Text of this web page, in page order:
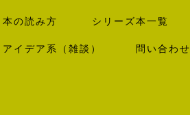
本の読み方 シリーズ本一覧
アイデア系（雑談） 問い合わせ